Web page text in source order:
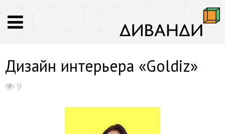
Дизайн интерьера «Goldiz»
9